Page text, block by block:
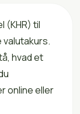
(KHR) til
valutakurs.
hvad et
online eller